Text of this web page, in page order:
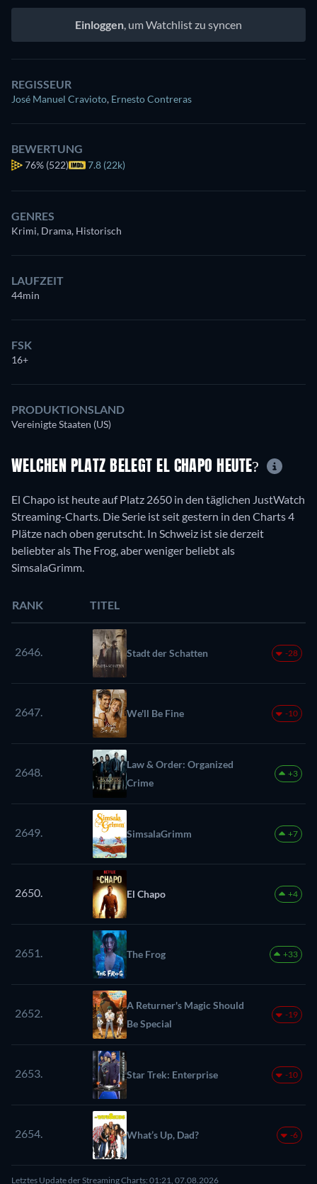
Einloggen , um Watchlist zu syncen
REGISSEUR
José Manuel Cravioto, Ernesto Contreras
BEWERTUNG
76% (522) 7.8 (22k)
GENRES
Krimi, Drama, Historisch
LAUFZEIT
44min
FSK
16+
PRODUKTIONSLAND
Vereinigte Staaten (US)
WELCHEN PLATZ BELEGT EL CHAPO HEUTE?
El Chapo ist heute auf Platz 2650 in den täglichen JustWatch
Streaming-Charts. Die Serie ist seit gestern in den Charts 4
Plätze nach oben gerutscht. In Schweiz ist sie derzeit
beliebter als The Frog, aber weniger beliebt als
SimsalaGrimm.
RANK TITEL
2646. Stadt der Schatten -28
2647. We'll Be Fine -10
2648.
Law & Order: Organized
Crime
+3
2649. SimsalaGrimm +7
2650. El Chapo +4
2651. The Frog +33
2652.
A Returner's Magic Should
Be Special
-19
2653. Star Trek: Enterprise -10
2654. What’s Up, Dad? -6
Letztes Update der Streaming Charts: 01:21, 07.08.2026